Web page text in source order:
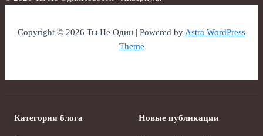
Copyright © 2026 Ты Не Один | Powered byAstra WordPress
Theme
Категории блога Новые публикации